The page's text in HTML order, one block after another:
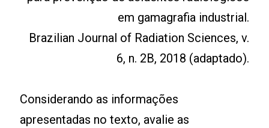
em gamagrafia industrial.
Brazilian Journal of Radiation Sciences, v.
6, n. 2B, 2018 (adaptado).
Considerando as informações
apresentadas no texto, avalie as